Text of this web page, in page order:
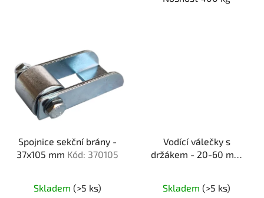
Spojnice sekční brány -
37x105 mm Kód: 370105
Skladem (>5 ks)
Vodící válečky s
držákem - 20-60 mm
Skladem (>5 ks)